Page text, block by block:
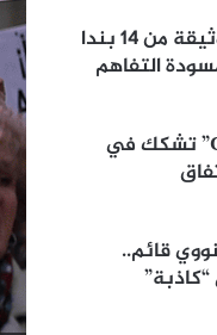
أميركا وإيران.. وثيقة من 14 بندا
التفاهم
أكسيوس: “CIA” تشكك في
قائم..
“كاذبة”